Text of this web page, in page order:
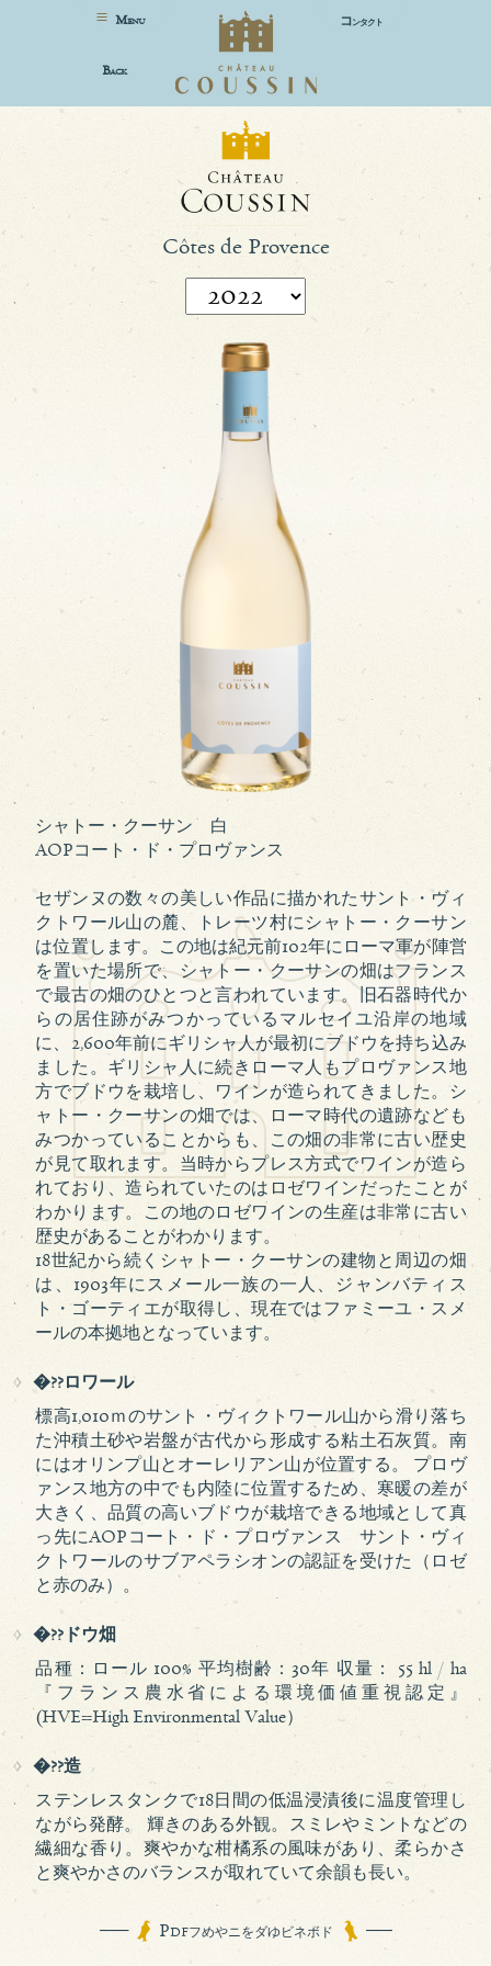
MENU コンタクト
BACK
Côtes de Provence
シャトー・クーサン 白
AOPコート・ド・プロヴァンス
セザンヌの数々の美しい作品に描かれたサント・ヴィ
クトワール山の麓、トレーツ村にシャトー・クーサン
は位置します。この地は紀元前102年にローマ軍が陣営
を置いた場所で、シャトー・クーサンの畑はフランス
で最古の畑のひとつと言われています。旧石器時代か
らの居住跡がみつかっているマルセイユ沿岸の地域
に、2,600年前にギリシャ人が最初にブドウを持ち込み
ました。ギリシャ人に続きローマ人もプロヴァンス地
方でブドウを栽培し、ワインが造られてきました。シ
ャトー・クーサンの畑では、ローマ時代の遺跡なども
みつかっていることからも、この畑の非常に古い歴史
が見て取れます。当時からプレス方式でワインが造ら
れており、造られていたのはロゼワインだったことが
わかります。この地のロゼワインの生産は非常に古い
歴史があることがわかります。
18世紀から続くシャトー・クーサンの建物と周辺の畑
は、1903年にスメール一族の一人、ジャンバティス
ト・ゴーティエが取得し、現在ではファミーユ・スメ
ールの本拠地となっています。
�??ロワール
標高1,010ｍのサント・ヴィクトワール山から滑り落ち
た沖積土砂や岩盤が古代から形成する粘土石灰質。南
にはオリンプ山とオーレリアン山が位置する。 プロヴ
ァンス地方の中でも内陸に位置するため、寒暖の差が
大きく、品質の高いブドウが栽培できる地域として真
っ先にAOPコート・ド・プロヴァンス サント・ヴィ
クトワールのサブアペラシオンの認証を受けた（ロゼ
と赤のみ）。
�??ドウ畑
品種：ロール 100% 平均樹齢：30年 収量： 55 hl / ha
『フランス農水省による環境価値重視認定』
(HVE=High Environmental Value）
�??造
ステンレスタンクで18日間の低温浸漬後に温度管理し
ながら発酵。 輝きのある外観。スミレやミントなどの
繊細な香り。爽やかな柑橘系の風味があり、柔らかさ
と爽やかさのバランスが取れていて余韻も長い。
PDFフめやニをダゆビネボド